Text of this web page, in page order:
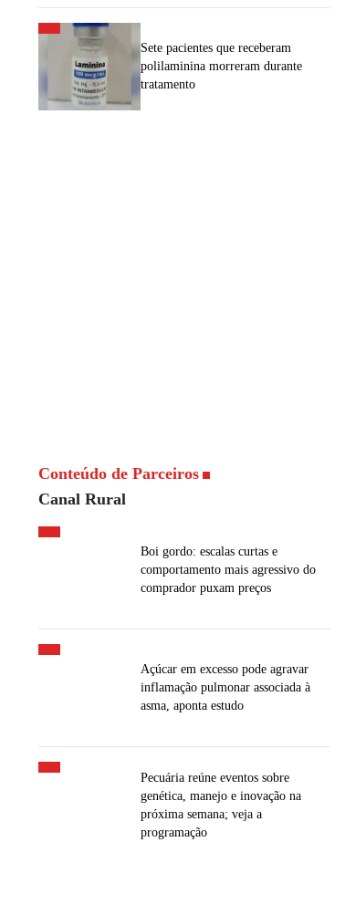
Sete pacientes que receberam
polilaminina morreram durante
tratamento
Conteúdo de Parceiros
Canal Rural
Boi gordo: escalas curtas e
comportamento mais agressivo do
comprador puxam preços
Açúcar em excesso pode agravar
inflamação pulmonar associada à
asma, aponta estudo
Pecuária reúne eventos sobre
genética, manejo e inovação na
próxima semana; veja a
programação